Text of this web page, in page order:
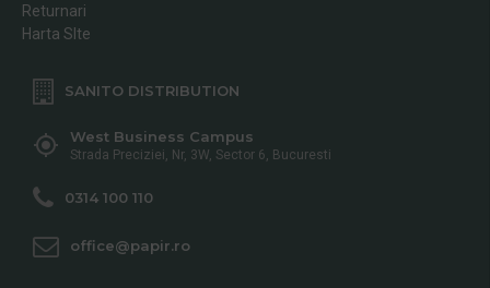
Returnari
Harta SIte
SANITO DISTRIBUTION
West Business Campus
Strada Preciziei, Nr, 3W, Sector 6, Bucuresti
0314 100 110
office@papir.ro